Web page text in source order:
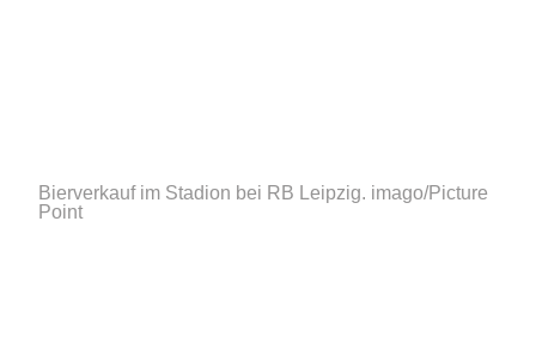
Bierverkauf im Stadion bei RB Leipzig. imago/Picture
Point